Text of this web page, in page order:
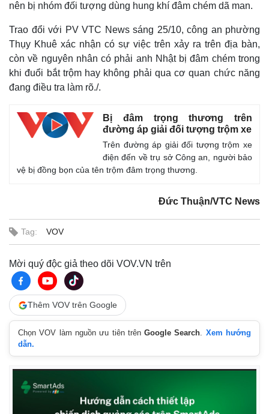
Quan sát
Multimedia
Video
E-Magazine
nên bị nhóm đối tượng dùng hung khí đâm chém dã man.
Trao đổi với PV VTC News sáng 25/10, công an phường
Thụy Khuê xác nhận có sự việc trên xảy ra trên địa bàn,
còn về nguyên nhân có phải anh Nhật bị đâm chém trong
khi đuổi bắt trộm hay không phải qua cơ quan chức năng
đang điều tra làm rõ./.
Bị đâm trọng thương trên
đường áp giải đối tượng trộm xe
Trên đường áp giải đối tượng trộm xe
điện đến về trụ sở Công an, người bảo
vệ bị đồng bọn của tên trộm đâm trọng thương.
Đức Thuận/VTC News
Tag: VOV
Mời quý độc giả theo dõi VOV.VN trên
Thêm VOV trên Google
Chọn VOV làm nguồn ưu tiên trênGoogle Search. Xem hướng
dẫn.